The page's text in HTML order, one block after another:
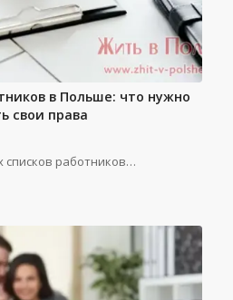
в Польше: что нужно
свои права
списков работников…